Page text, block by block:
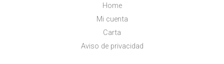
Home
Mi cuenta
Carta
Aviso de privacidad